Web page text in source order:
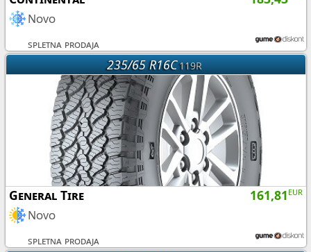
Novo
spletna prodaja
235/65 R16C119R
161,81 EUR
General Tire
Novo
spletna prodaja